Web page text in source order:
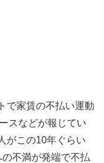
で家賃の不払い運動
スなどが報じてい
がこの10年ぐらい
不満が発端で不払